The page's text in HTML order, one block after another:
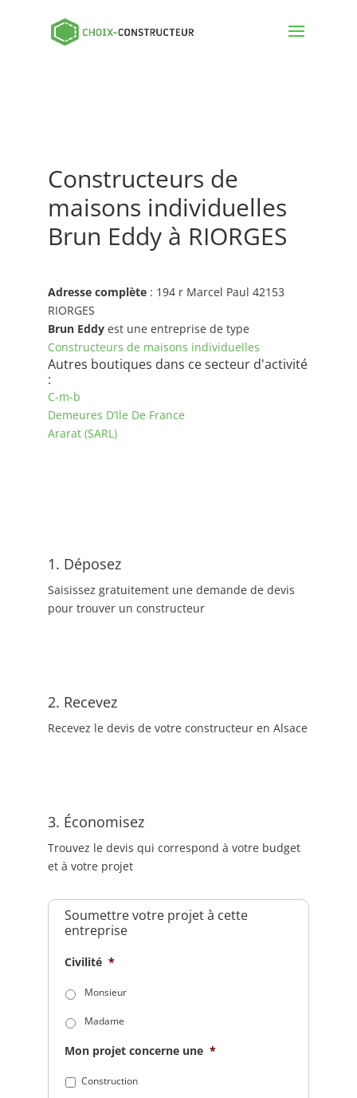
Constructeurs de
maisons individuelles
Brun Eddy à RIORGES
Adresse complète: 194 r Marcel Paul 42153
RIORGES
Brun Eddyest une entreprise de type
Constructeurs de maisons individuelles
Autres boutiques dans ce secteur d'activité
:
C-m-b
Demeures D’Ile De France
Ararat (SARL)
1. Déposez
Saisissez gratuitement une demande de devis
pour trouver un constructeur
2. Recevez
Recevez le devis de votre constructeur en Alsace
3. Économisez
Trouvez le devis qui correspond à votre budget
et à votre projet
Soumettre votre projet à cette
entreprise
Civilité *
Monsieur
Madame
Mon projet concerne une *
Construction